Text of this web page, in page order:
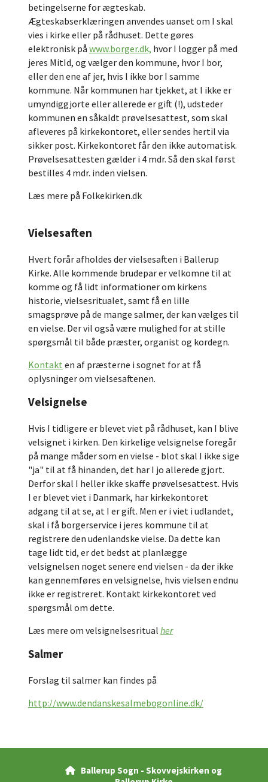
betingelserne for ægteskab.
Ægteskabserklæringen anvendes uanset om I skal
vies i kirke eller på rådhuset. Dette gøres
elektronisk på www.borger.dk, hvor I logger på med
jeres MitId, og vælger den kommune, hvor I bor,
eller den ene af jer, hvis I ikke bor I samme
kommune. Når kommunen har tjekket, at I ikke er
umyndiggjorte eller allerede er gift (!), udsteder
kommunen en såkaldt prøvelsesattest, som skal
afleveres på kirkekontoret, eller sendes hertil via
sikker post. Kirkekontoret får den ikke automatisk.
Prøvelsesattesten gælder i 4 mdr. Så den skal først
bestilles 4 mdr. inden vielsen.
Læs mere på Folkekirken.dk
Vielsesaften
Hvert forår afholdes der vielsesaften i Ballerup
Kirke. Alle kommende brudepar er velkomne til at
komme og få lidt informationer om kirkens
historie, vielsesritualet, samt få en lille
smagsprøve på de mange salmer, der kan vælges til
en vielse. Der vil også være mulighed for at stille
spørgsmål til både præster, organist og kordegn.
Kontakt en af præsterne i sognet for at få
oplysninger om vielsesaftenen.
Velsignelse
Hvis I tidligere er blevet viet på rådhuset, kan I blive
velsignet i kirken. Den kirkelige velsignelse foregår
på mange måder som en vielse - blot skal I ikke sige
"ja" til at få hinanden, det har I jo allerede gjort.
Derfor skal I heller ikke skaffe prøvelsesattest. Hvis
I er blevet viet i Danmark, har kirkekontoret
adgang til at se, at I er gift. Men er i viet i udlandet,
skal i få borgerservice i jeres kommune til at
registrere den udenlandske vielse. Da dette kan
tage lidt tid, er det bedst at planlægge
velsignelsen noget senere end vielsen - da der ikke
kan gennemføres en velsignelse, hvis vielsen endnu
ikke er registreret. Kontakt kirkekontoret ved
spørgsmål om dette.
Læs mere om velsignelsesritual her
Salmer
Forslag til salmer kan findes på
http://www.dendanskesalmebogonline.dk/

Ballerup Sogn - Skovvejskirken og